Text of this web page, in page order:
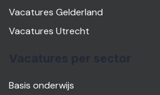
Vacatures Gelderland
Vacatures Utrecht
Basis onderwijs